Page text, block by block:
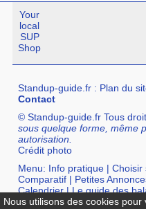
Your
local
SUP
Shop
Standup-guide.fr : Plan du
Contact
© Standup-guide.fr Tous
sous quelque forme, même
autorisation.
Crédit photo
Menu: Info pratique |Choisir
Comparatif | Petites
Calendrier|Le guide des
Nous utilisons des cookies